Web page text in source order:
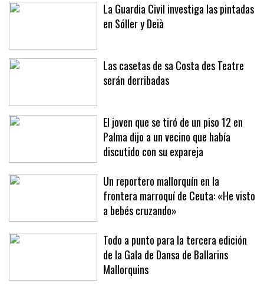
La Guardia Civil investiga las pintadas
en Sóller y Deià
Las casetas de sa Costa des Teatre
serán derribadas
El joven que se tiró de un piso 12 en
Palma dijo a un vecino que había
discutido con su expareja
Un reportero mallorquín en la
frontera marroquí de Ceuta: «He visto
a bebés cruzando»
Todo a punto para la tercera edición
de la Gala de Dansa de Ballarins
Mallorquins